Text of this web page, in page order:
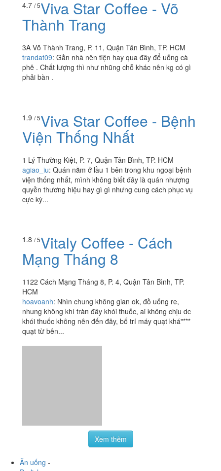
trên này mới đúng
Thành Trang
3A Võ Thành Trang, P. 11, Quận Tân Bình, TP. HCM
trandat09
Gần nhà nên tiện hay qua đây để uống cà
phải bàn .
1.9 / 5Viva Star Coffee - Bệnh
1 Lý Thường Kiệt, P. 7, Quận Tân Bình, TP. HCM
agiao_iu: Quán nằm ở lầu 1 bên trong khu ngoại bệnh
viện thống nhất, mình không biết đây là quán nhượng
cực kỳ...
1.8/ 5Vitaly Coffee - Cách
Mạng Tháng 8
Xem thêm